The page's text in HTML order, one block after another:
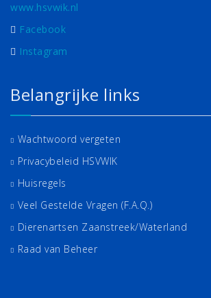
www.hsvwik.nl
Facebook
Instagram
Belangrijke links
Wachtwoord vergeten
Privacybeleid HSVWIK
Huisregels
Veel Gestelde Vragen (F.A.Q.)
Dierenartsen Zaanstreek/Waterland
Raad van Beheer